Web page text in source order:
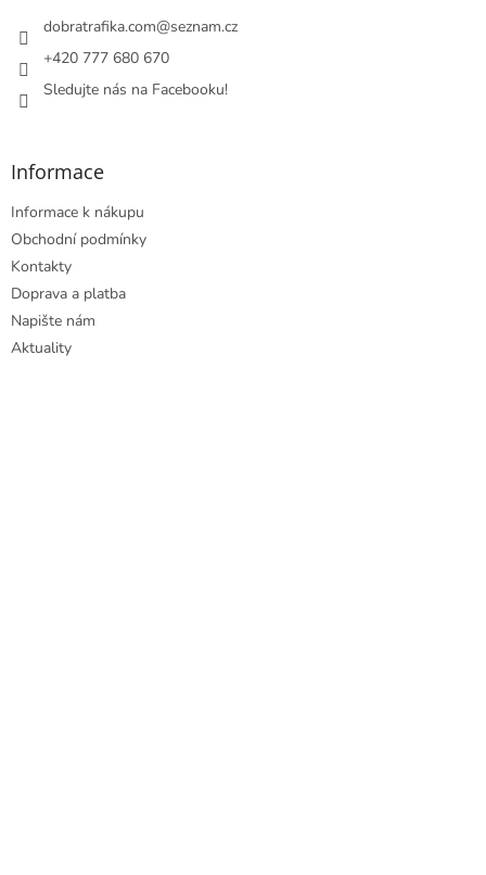
dobratrafika.com@seznam.cz
+420 777 680 670
Sledujte nás na Facebooku!
Informace
Informace k nákupu
Obchodní podmínky
Kontakty
Doprava a platba
Napište nám
Aktuality